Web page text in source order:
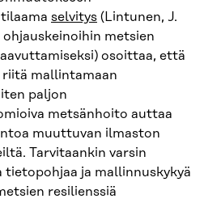
selvitys (Lintunen, J.
metsien
osoittaa, että
mallintamaan
paljon
metsänhoito auttaa
muuttuvan ilmaston
Tarvitaankin varsin
tietopohjaa ja mallinnuskykyä
resilienssiä